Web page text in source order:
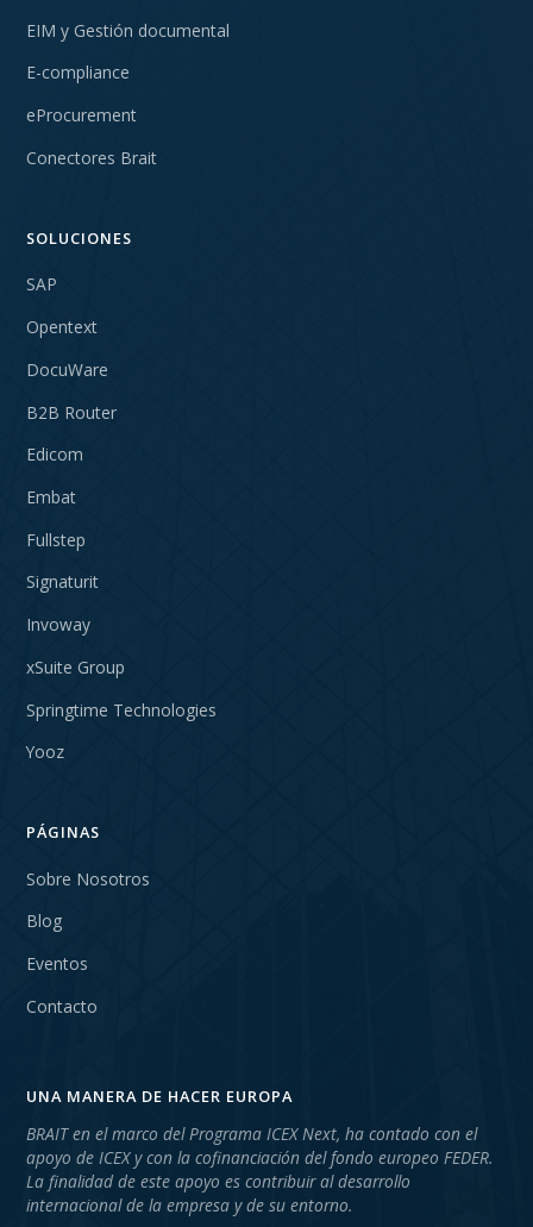
EIM y Gestión documental
E-compliance
eProcurement
Conectores Brait
SOLUCIONES
SAP
Opentext
DocuWare
B2B Router
Edicom
Embat
Fullstep
Signaturit
Invoway
xSuite Group
Springtime Technologies
Yooz
PÁGINAS
Sobre Nosotros
Blog
Eventos
Contacto
UNA MANERA DE HACER EUROPA
BRAIT en el marco del Programa ICEX Next, ha contado con el
apoyo de ICEX y con la cofinanciación del fondo europeo FEDER.
La finalidad de este apoyo es contribuir al desarrollo
internacional de la empresa y de su entorno.